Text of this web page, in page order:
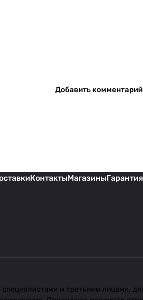
Добавить комментарий
КонтактыМагазины
и третьими лицами,